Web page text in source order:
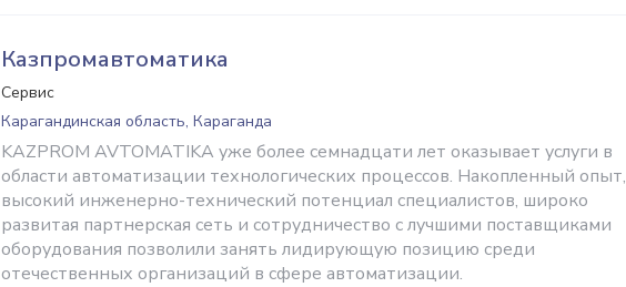
Казпромавтоматика
Сервис
Карагандинская область, Караганда
KAZPROM AVTOMATIKA уже более семнадцати лет оказывает услуги в
области автоматизации технологических процессов. Накопленный опыт,
высокий инженерно-технический потенциал специалистов, широко
развитая партнерская сеть и сотрудничество с лучшими поставщиками
оборудования позволили занять лидирующую позицию среди
отечественных организаций в сфере автоматизации.